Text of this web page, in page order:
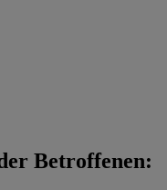
Betroffenen: